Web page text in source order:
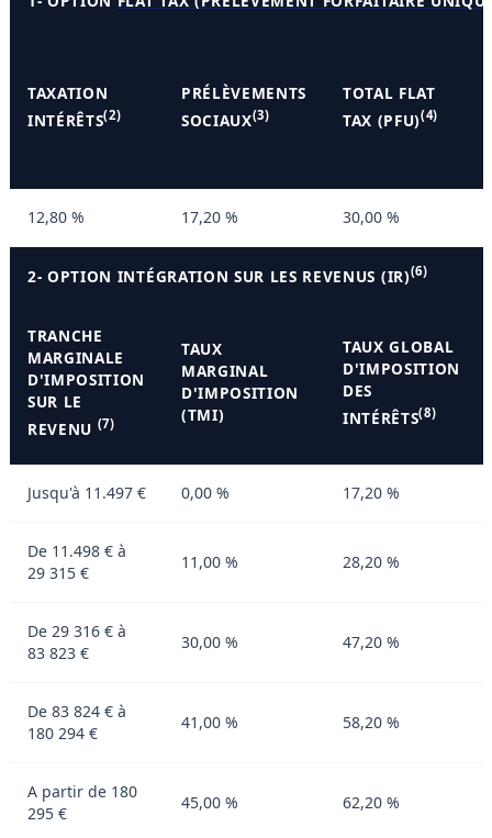
TAXATION
INTÉRÊTS(2)
PRÉLÈVEMENTS
SOCIAUX(3)
TOTAL FLAT
TAX (PFU)(4)
12,80 % 17,20 % 30,00 %
2- OPTION INTÉGRATION SUR LES REVENUS (IR)(6)
TRANCHE
MARGINALE
D'IMPOSITION
SUR LE
REVENU (7)
TAUX
MARGINAL
D'IMPOSITION
(TMI)
TAUX GLOBAL
D'IMPOSITION
DES
INTÉRÊTS(8)
Jusqu'à 11.497 € 0,00 % 17,20 %
De 11.498 € à
29 315 €
11,00 % 28,20 %
De 29 316 € à
83 823 €
30,00 % 47,20 %
De 83 824 € à
180 294 €
41,00 % 58,20 %
A partir de 180
295 €
45,00 % 62,20 %